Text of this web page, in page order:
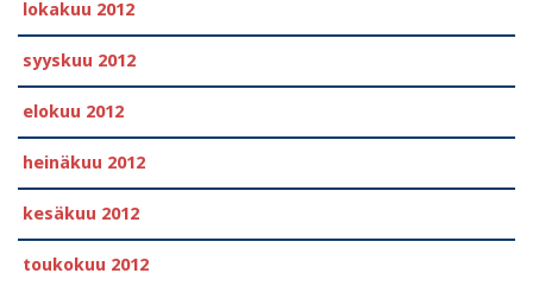
lokakuu 2012
syyskuu 2012
elokuu 2012
heinäkuu 2012
kesäkuu 2012
toukokuu 2012